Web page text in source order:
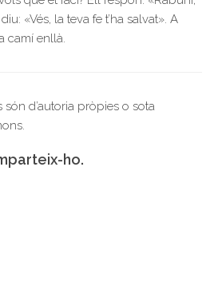
«Vés, la teva fe t’ha salvat». A
camí enllà.
són d’autoria pròpies o sota
ho.